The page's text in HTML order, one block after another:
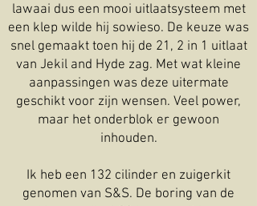
lawaai dus een mooi uitlaatsysteem met
een klep wilde hij sowieso. De keuze was
snel gemaakt toen hij de 21, 2 in 1 uitlaat
van Jekil and Hyde zag. Met wat kleine
aanpassingen was deze uitermate
geschikt voor zijn wensen. Veel power,
maar het onderblok er gewoon
inhouden.
Ik heb een 132 cilinder en zuigerkit
genomen van S&S. De boring van de